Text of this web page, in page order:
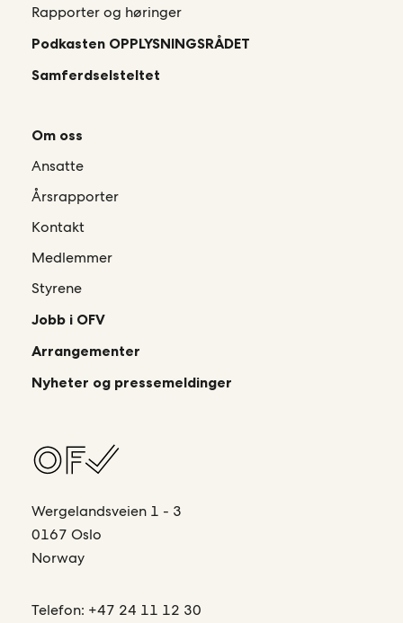
Rapporter og høringer
Podkasten OPPLYSNINGSRÅDET
Samferdselsteltet
Om oss
Ansatte
Årsrapporter
Kontakt
Medlemmer
Styrene
Jobb i OFV
Arrangementer
Nyheter og pressemeldinger
Wergelandsveien 1 - 3
0167 Oslo
Norway
Telefon: +47 24 11 12 30